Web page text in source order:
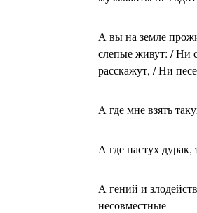
А вы на земле
слепые живут: / Ни
расскажут, / Ни
А где мне взять
А где пастух
А гений и
несовместные